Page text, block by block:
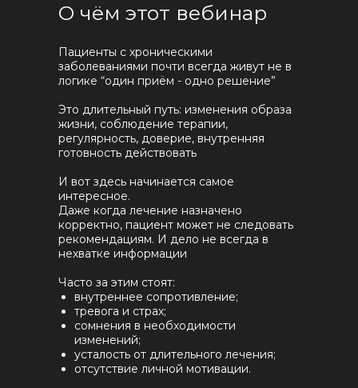
О чём этот вебинар
Пациенты с хроническими
заболеваниями почти всегда живут не в
логике “один приём - одно решение”
Это длительный путь: изменения образа
жизни, соблюдение терапии,
регулярность, доверие, внутренняя
готовность действовать
И вот здесь начинается самое
интересное.
Даже когда лечение назначено
корректно, пациент может не следовать
рекомендациям. И дело не всегда в
нехватке информации
Часто за этим стоят:
внутреннее сопротивление;
тревога и страх;
сомнения в необходимости
изменений;
усталость от длительного лечения;
отсутствие личной мотивации.